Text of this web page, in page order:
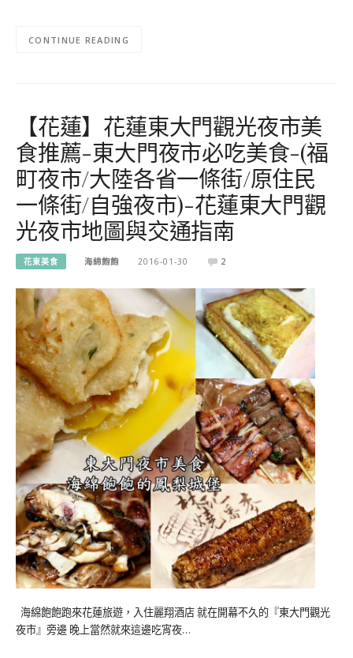
CONTINUE READING
【花蓮】花蓮東大門觀光夜市美
食推薦-東大門夜市必吃美食-(福
町夜市/大陸各省一條街/原住民
一條街/自強夜市)-花蓮東大門觀
光夜市地圖與交通指南
花東美食 海綿飽飽 2016-01-30 2
海綿飽飽跑來花蓮旅遊，入住麗翔酒店 就在開幕不久的『東大門觀光
夜市』旁邊 晚上當然就來這邊吃宵夜…